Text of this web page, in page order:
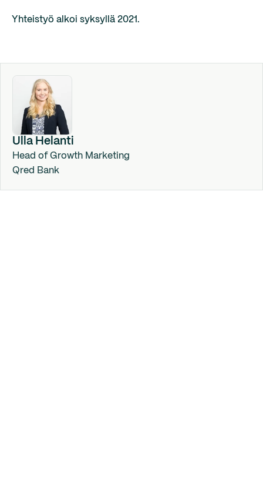
Yhteistyö alkoi syksyllä 2021.
Ulla Helanti
Head of Growth Marketing
Qred Bank